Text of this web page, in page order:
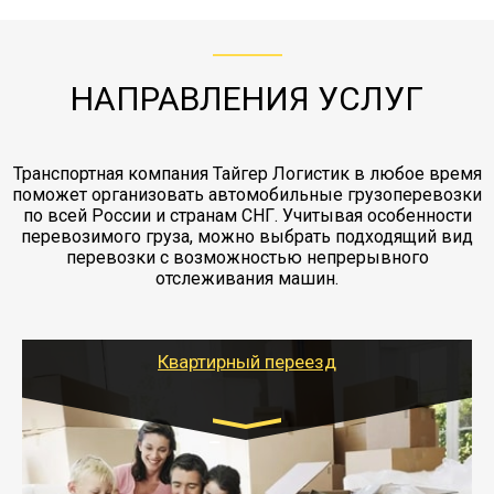
заканчивая выгрузкой в пункте получателя.
НАПРАВЛЕНИЯ УСЛУГ
Транспортная компания Тайгер Логистик в любое время
поможет организовать автомобильные грузоперевозки
по всей России и странам СНГ. Учитывая особенности
перевозимого груза, можно выбрать подходящий вид
перевозки с возможностью непрерывного
отслеживания машин.
Квартирный переезд
Газель: 1,5 и 3 тонны